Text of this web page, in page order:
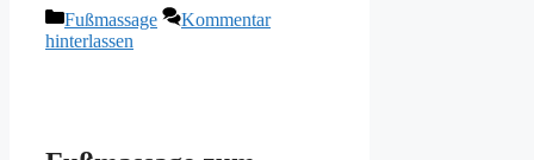
Kategorien
Fußmassage
Kommentar
hinterlassen